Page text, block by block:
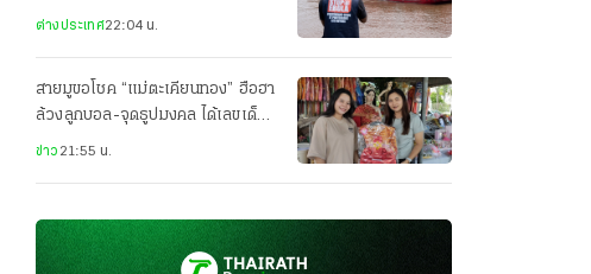
ต่างประเทศ22:04 น.
สายมูขอโชค “แม่ตะเคียนทอง” ฮือฮา
ล้วงลูกบอล-จุดธูปมงคล ได้เลขเด็ด
ตรงกันเป๊ะ
ข่าว 21:55 น.